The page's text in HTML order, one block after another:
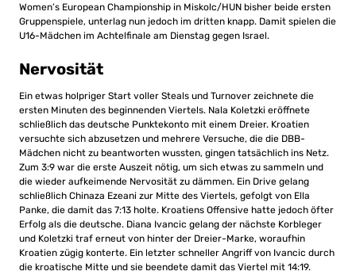
Women’s European Championship in Miskolc/HUN bisher beide ersten
Gruppenspiele, unterlag nun jedoch im dritten knapp. Damit spielen die
U16-Mädchen im Achtelfinale am Dienstag gegen Israel.
Nervosität
Ein etwas holpriger Start voller Steals und Turnover zeichnete die
ersten Minuten des beginnenden Viertels. Nala Koletzki eröffnete
schließlich das deutsche Punktekonto mit einem Dreier. Kroatien
versuchte sich abzusetzen und mehrere Versuche, die die DBB-
Mädchen nicht zu beantworten wussten, gingen tatsächlich ins Netz.
Zum 3:9 war die erste Auszeit nötig, um sich etwas zu sammeln und
die wieder aufkeimende Nervosität zu dämmen. Ein Drive gelang
schließlich Chinaza Ezeani zur Mitte des Viertels, gefolgt von Ella
Panke, die damit das 7:13 holte. Kroatiens Offensive hatte jedoch öfter
Erfolg als die deutsche. Diana Ivancic gelang der nächste Korbleger
und Koletzki traf erneut von hinter der Dreier-Marke, woraufhin
Kroatien zügig konterte. Ein letzter schneller Angriff von Ivancic durch
die kroatische Mitte und sie beendete damit das Viertel mit 14:19.